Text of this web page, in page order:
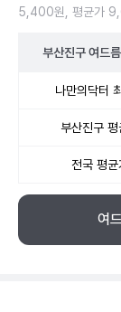
5,400원, 평균가
부산진구 여드
나만의닥터
부산진구 평
전국 평균
여